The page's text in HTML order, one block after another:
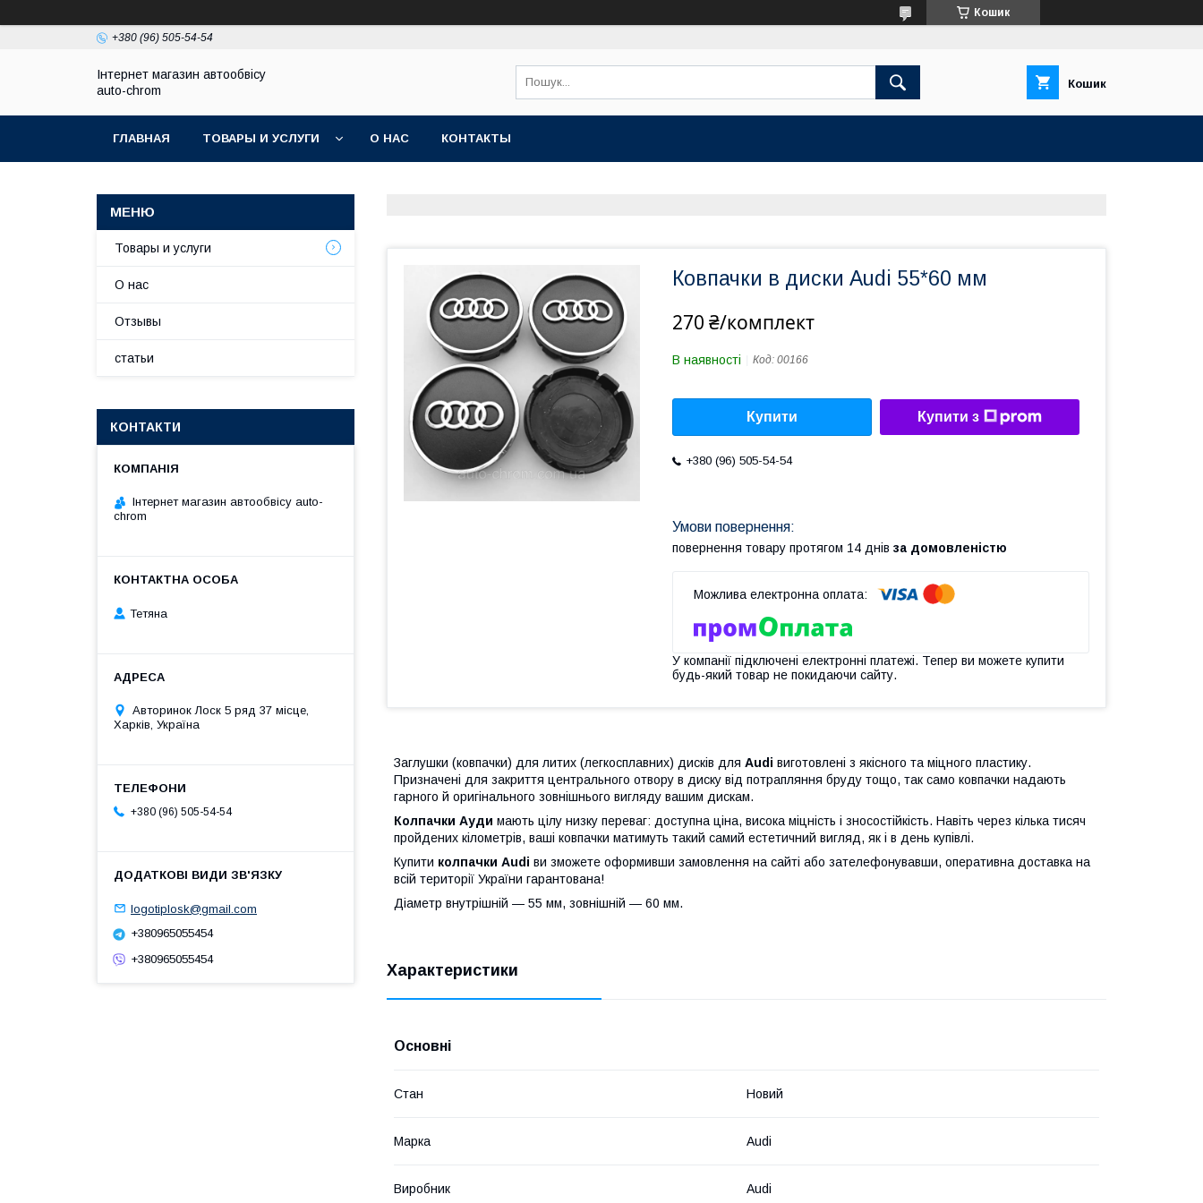
Кошик
+380 (96) 505-54-54
Інтернет магазин автообвісу
auto-chrom
Кошик
ГЛАВНАЯ ТОВАРЫ И УСЛУГИ О НАС КОНТАКТЫ
Ковпачки в диски Audi 55*60 мм
270 ₴/комплект
В наявності Код: 00166
Купити Купити з
+380 (96) 505-54-54
повернення товару протягом 14 днів за домовленістю
У компанії підключені електронні платежі. Тепер ви можете купити
будь-який товар не покидаючи сайту.
Заглушки (ковпачки) для литих (легкосплавних) дисків для Audi виготовлені з якісного та міцного пластику.
Призначені для закриття центрального отвору в диску від потрапляння бруду тощо, так само ковпачки надають
гарного й оригінального зовнішнього вигляду вашим дискам.
Колпачки Ауди мають цілу низку переваг: доступна ціна, висока міцність і зносостійкість. Навіть через кілька тисяч
пройдених кілометрів, ваші ковпачки матимуть такий самий естетичний вигляд, як і в день купівлі.
Купити колпачки Audi ви зможете оформивши замовлення на сайті або зателефонувавши, оперативна доставка на
всій території України гарантована!
Діаметр внутрішній — 55 мм, зовнішній — 60 мм.
Характеристики
Основні
Стан Новий
Марка Audi
Виробник Audi
Товары и услуги
О нас
Отзывы
статьи
КОНТАКТИ
Інтернет магазин автообвісу auto-
chrom
Тетяна
Авторинок Лоск 5 ряд 37 місце,
Харків, Україна
+380 (96) 505-54-54
logotiplosk@gmail.com
+380965055454
+380965055454